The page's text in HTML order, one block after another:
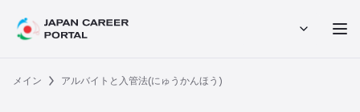
メイン アルバイトと入管法(にゅうかんほう)